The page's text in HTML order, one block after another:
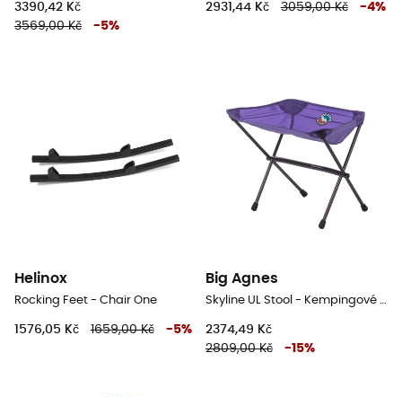
3390,42 Kč
3569,00 Kč
-5%
2931,44 Kč 3059,00 Kč -4%
Helinox
Rocking Feet - Chair One
1576,05 Kč 1659,00 Kč -5%
Big Agnes
Skyline UL Stool - Kempingové židli
2374,49 Kč
2809,00 Kč
-15%